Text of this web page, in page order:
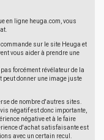
en ligne heuga.com, vous
sur le site Heuga et
vous aider à prendre une
forcément révélateur de la
donner une image juste
de nombre d'autres sites.
négatif est donc importante,
négative et à le faire
d'achat satisfaisante est
avec un certain recul.